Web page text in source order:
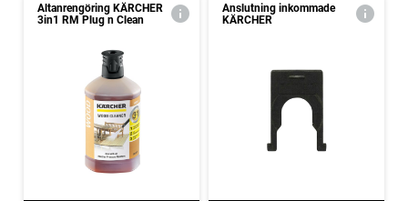
Altanrengöring KÄRCHER
3in1 RM Plug n Clean
Anslutning inkommade
KÄRCHER